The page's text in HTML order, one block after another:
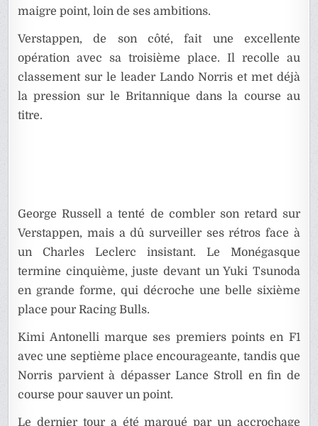
maigre point, loin de ses ambitions.
Verstappen, de son côté, fait une excellente
opération avec sa troisième place. Il recolle au
classement sur le leader Lando Norris et met déjà
la pression sur le Britannique dans la course au
titre.
George Russell a tenté de combler son retard sur
Verstappen, mais a dû surveiller ses rétros face à
un Charles Leclerc insistant. Le Monégasque
termine cinquième, juste devant un Yuki Tsunoda
en grande forme, qui décroche une belle sixième
place pour Racing Bulls.
Kimi Antonelli marque ses premiers points en F1
avec une septième place encourageante, tandis que
Norris parvient à dépasser Lance Stroll en fin de
course pour sauver un point.
Le dernier tour a été marqué par un accrochage